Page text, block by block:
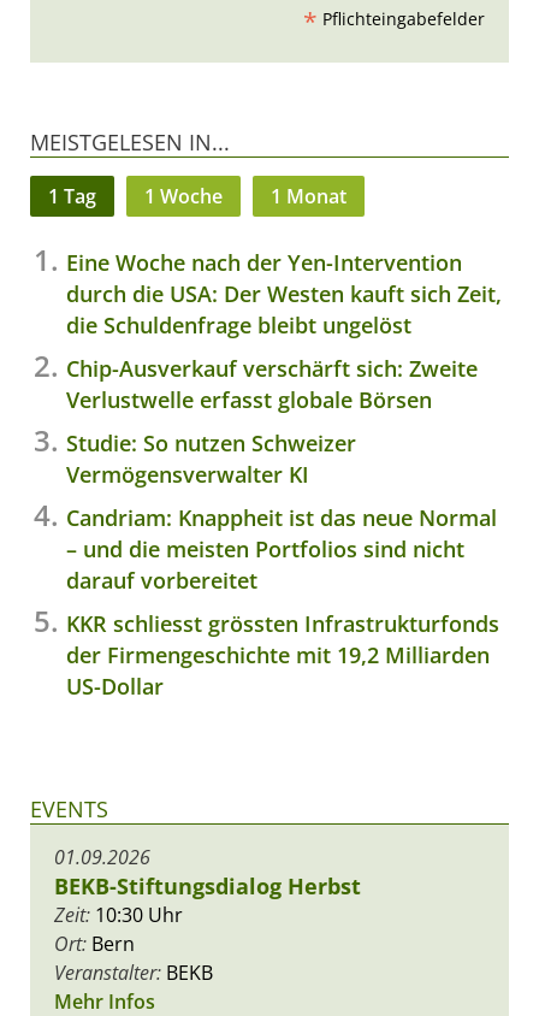
* Pflichteingabefelder
MEISTGELESEN IN...
1 Tag 1 Woche 1 Monat
Eine Woche nach der Yen-Intervention
durch die USA: Der Westen kauft sich Zeit,
die Schuldenfrage bleibt ungelöst
Chip-Ausverkauf verschärft sich: Zweite
Verlustwelle erfasst globale Börsen
Studie: So nutzen Schweizer
Vermögensverwalter KI
Candriam: Knappheit ist das neue Normal
– und die meisten Portfolios sind nicht
darauf vorbereitet
KKR schliesst grössten Infrastrukturfonds
der Firmengeschichte mit 19,2 Milliarden
US-Dollar
EVENTS
01.09.2026
BEKB-Stiftungsdialog Herbst
Zeit: 10:30 Uhr
Ort: Bern
Veranstalter: BEKB
Mehr Infos